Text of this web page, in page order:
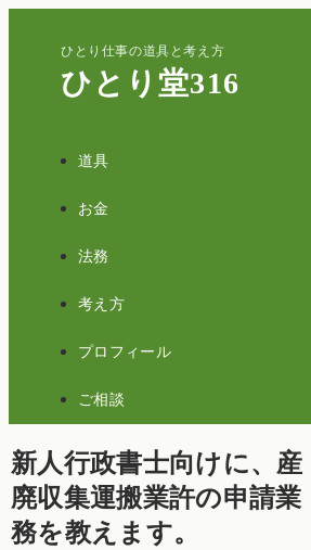
ひとり仕事の道具と考え方
ひとり堂316
道具
お金
法務
考え方
プロフィール
ご相談
新人行政書士向けに、産
廃収集運搬業許の申請業
務を教えます。